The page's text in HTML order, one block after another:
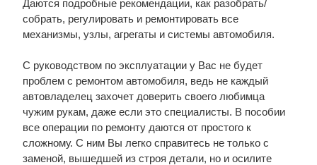
Даются подробные рекомендации, как разобрать/
собрать, регулировать и ремонтировать все
механизмы, узлы, агрегаты и системы автомобиля.
С руководством по эксплуатации у Вас не будет
проблем с ремонтом автомобиля, ведь не каждый
автовладелец захочет доверить своего любимца
чужим рукам, даже если это специалисты. В пособии
все операции по ремонту даются от простого к
сложному. С ним Вы легко справитесь не только с
заменой, вышедшей из строя детали, но и осилите